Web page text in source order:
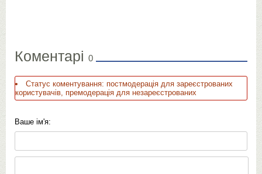
Коментарі 0
Статус коментування: постмодерація для зареєстрованих
користувачів, премодерація для незареєстрованих
Ваше ім'я: